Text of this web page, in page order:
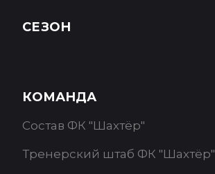
СЕЗОН
КОМАНДА
Состав ФК "Шахтёр"
Тренерский штаб ФК "Шахтёр"